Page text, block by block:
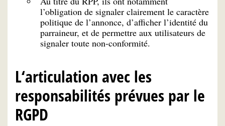
l’obligation de signaler clairement le caractère
politique de l’annonce, d’afficher l’identité du
parraineur, et de permettre aux utilisateurs de
signaler toute non-conformité.
L‘articulation avec les
responsabilités prévues par le
RGPD